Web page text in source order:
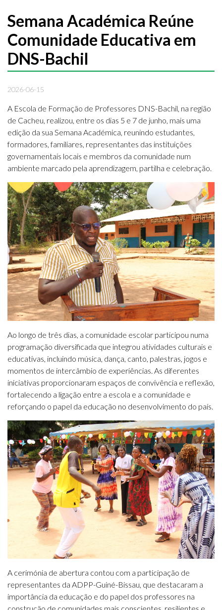
Semana Académica Reúne
Comunidade Educativa em
DNS-Bachil
2026-06-15
A Escola de Formação de Professores DNS-Bachil, na região
de Cacheu, realizou, entre os dias 5 e 7 de junho, mais uma
edição da sua Semana Académica, reunindo estudantes,
formadores, familiares, representantes das instituições
governamentais locais e membros da comunidade num
ambiente marcado pela aprendizagem, partilha e celebração.
Ao longo de três dias, a comunidade escolar participou numa
programação diversificada que integrou atividades culturais e
educativas, incluindo música, dança, canto, palestras, jogos e
momentos de intercâmbio de experiências. As diferentes
iniciativas proporcionaram espaços de convivência e reflexão,
fortalecendo a ligação entre a escola e a comunidade e
reforçando o papel da educação no desenvolvimento do país.
A cerimónia de abertura contou com a participação de
representantes da ADPP-Guiné-Bissau, que destacaram a
importância da educação e do papel dos professores na